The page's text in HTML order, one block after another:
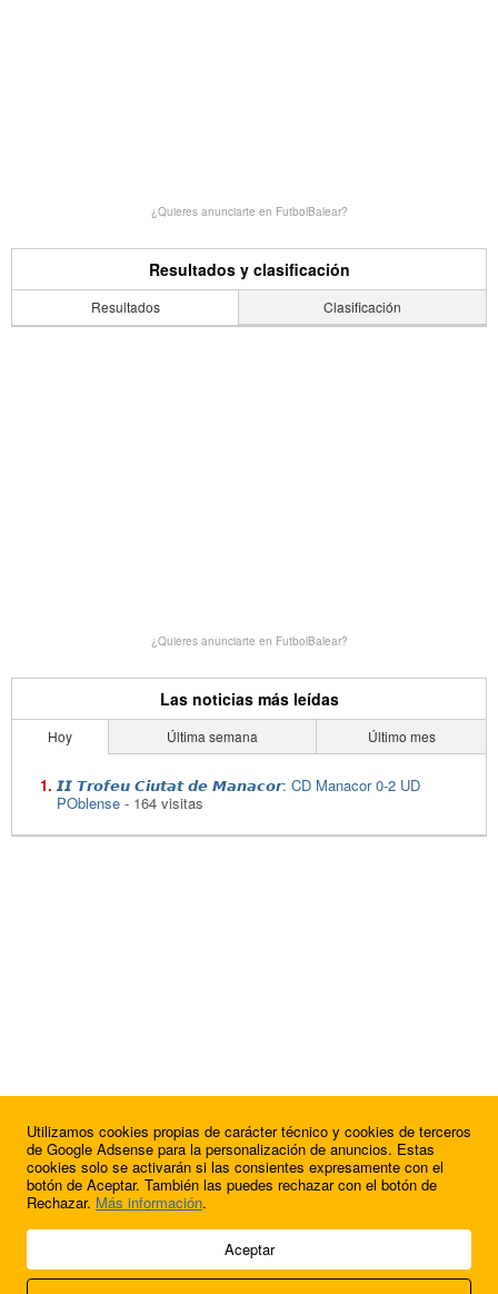
¿Quieres anunciarte en FutbolBalear?
Resultados y clasificación
Resultados Clasificación
¿Quieres anunciarte en FutbolBalear?
Las noticias más leídas
Hoy Última semana Último mes
𝙄𝙄 𝙏𝙧𝙤𝙛𝙚𝙪 𝘾𝙞𝙪𝙩𝙖𝙩 𝙙𝙚 𝙈𝙖𝙣𝙖𝙘𝙤𝙧: CD Manacor 0-2 UD
POblense - 164 visitas
© 2009 - 2026 Soluciones Corporativas IP, SL.
Utilizamos cookies propias de carácter técnico y cookies de terceros
de Google Adsense para la personalización de anuncios. Estas
cookies solo se activarán si las consientes expresamente con el
botón de Aceptar. También las puedes rechazar con el botón de
Rechazar. Más información.
Aceptar